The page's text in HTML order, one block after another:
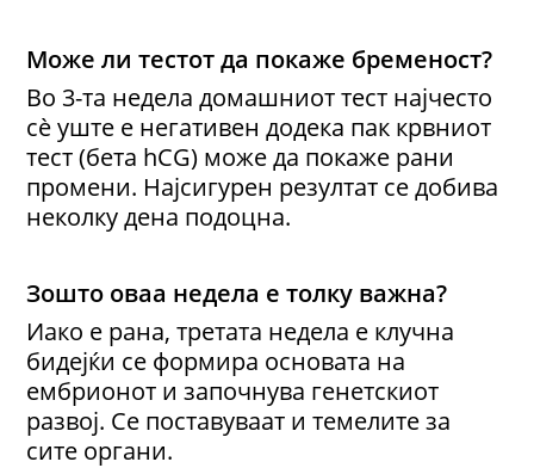
Може ли тестот да покаже бременост?
Во 3-та недела домашниот тест најчесто
сè уште е негативен додека пак крвниот
тест (бета hCG) може да покаже рани
промени. Најсигурен резултат се добива
неколку дена подоцна.
Зошто оваа недела е толку важна?
Иако е рана, третата недела е клучна
бидејќи се формира основата на
ембрионот и започнува генетскиот
развој. Се поставуваат и темелите за
сите органи.